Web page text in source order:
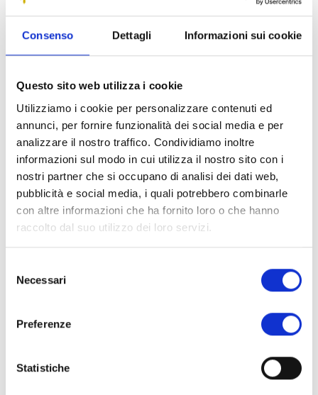
Consenso Dettagli Informazioni sui cookie
Questo sito web utilizza i cookie
Utilizziamo i cookie per personalizzare contenuti ed
annunci, per fornire funzionalità dei social media e per
analizzare il nostro traffico. Condividiamo inoltre
informazioni sul modo in cui utilizza il nostro sito con i
nostri partner che si occupano di analisi dei dati web,
pubblicità e social media, i quali potrebbero combinarle
con altre informazioni che ha fornito loro o che hanno
raccolto dal suo utilizzo dei loro servizi.
delNecessari
Preferenze
Statistiche
design di nuovi materiali, l’implementazione dei processi
la capacità di interagire con le eccellenze locali e di
potenziare il trasferimento tecnologico verso le imprese
lucchesi, fattore di vitale importanza per vincere la sfida
della competizione internazionale. Dei quattro progetti,
infatti, tre sono stati cofinanziati da Sofidel, Extreme
Automation del Gruppo A.Celli e Cromology Italia, mentre
uno è stato cofinanziato dalla Fondazione Cassa di
Risparmio di Lucca.
Regione e il resto dai partner. I fondi verranno messi a
disposizione dalla Regione in settembre dopodiché la
concorso pubblici.